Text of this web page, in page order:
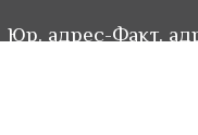
Юр. адрес-Факт.